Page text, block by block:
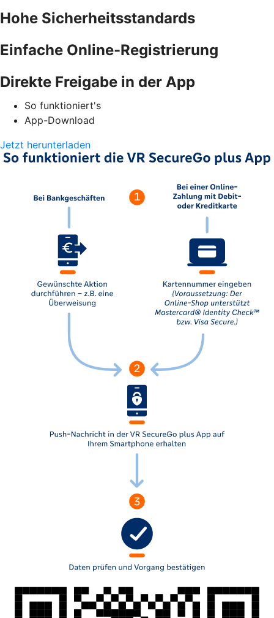
Hohe Sicherheitsstandards
Einfache Online-Registrierung
Direkte Freigabe in der App
So funktioniert's
App-Download
Jetzt herunterladen